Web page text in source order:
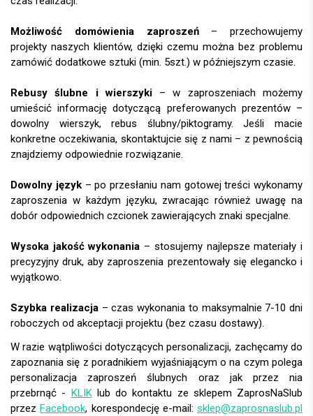
Możliwość domówienia zaproszeń– przechowujemy
projekty naszych klientów, dzięki czemu można bez problemu
zamówić dodatkowe sztuki (min. 5szt.) w późniejszym czasie.
Rebusy ślubne i wierszyki– w zaproszeniach możemy
umieścić informację dotyczącą preferowanych prezentów –
dowolny wierszyk, rebus ślubny/piktogramy. Jeśli macie
konkretne oczekiwania, skontaktujcie się z nami – z pewnością
znajdziemy odpowiednie rozwiązanie.
Dowolny język– po przesłaniu nam gotowej treści wykonamy
zaproszenia w każdym języku, zwracając również uwagę na
dobór odpowiednich czcionek zawierających znaki specjalne.
Wysoka jakość wykonania – stosujemy najlepsze materiały i
precyzyjny druk, aby zaproszenia prezentowały się elegancko i
wyjątkowo.
Szybka realizacja– czas wykonania to maksymalnie 7-10 dni
roboczych od akceptacji projektu (bez czasu dostawy).
W razie wątpliwości dotyczących personalizacji, zachęcamy do
zapoznania się z poradnikiem wyjaśniającym o na czym polega
personalizacja zaproszeń ślubnych oraz jak przez nia
przebrnąć - KLIKlub do kontaktu ze sklepem ZaprosNaSlub
przezFacebook, korespondecję e-mail: sklep@zaprosnaslub.pl